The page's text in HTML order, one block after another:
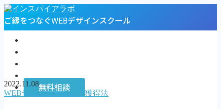
ご縁をつなぐWEBデザインスクール
インスパイアラボ
無料相談
2022.11.08
WEBデザイナーの案件獲得法